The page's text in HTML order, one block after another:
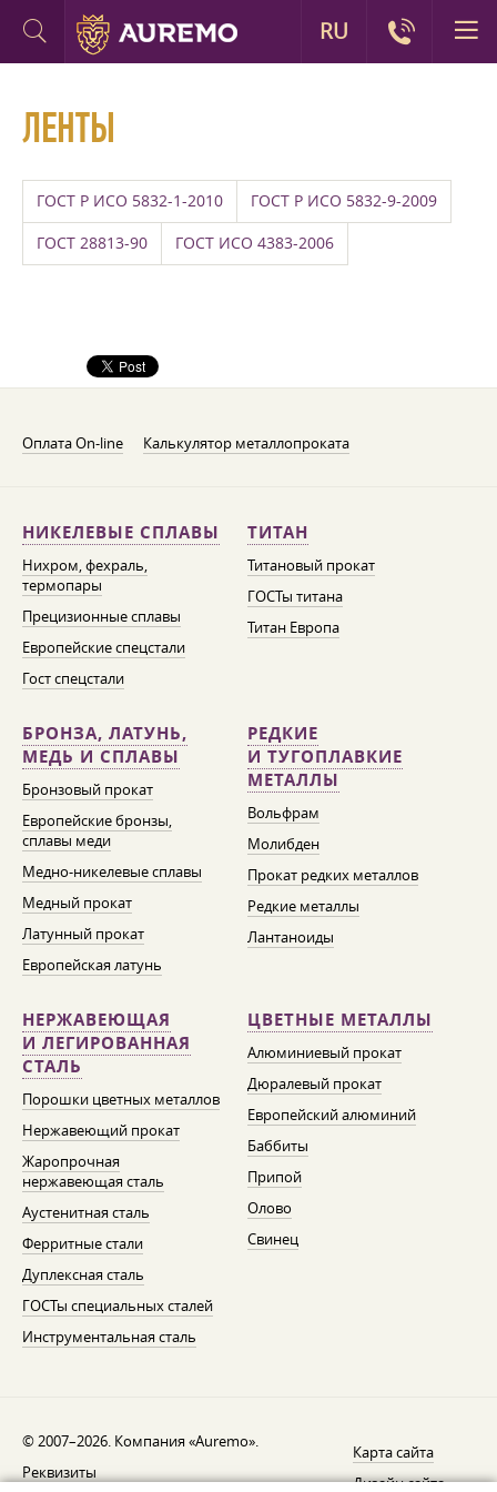
ЛЕНТЫ
ГОСТ Р ИСО 5832-1-2010 ГОСТ Р ИСО 5832-9-2009
ГОСТ 28813-90 ГОСТ ИСО 4383-2006
Оплата On-line Калькулятор металлопроката
НИКЕЛЕВЫЕ СПЛАВЫ
Нихром, фехраль,
термопары
Прецизионные сплавы
Европейские спецстали
Гост спецстали
ТИТАН
Титановый прокат
ГОСТы титана
Титан Европа
БРОНЗА, ЛАТУНЬ,
МЕДЬ И СПЛАВЫ
Бронзовый прокат
Европейские бронзы,
сплавы меди
Медно-никелевые сплавы
Медный прокат
Латунный прокат
Европейская латунь
РЕДКИЕ
И ТУГОПЛАВКИЕ
МЕТАЛЛЫ
Вольфрам
Молибден
Прокат редких металлов
Редкие металлы
Лантаноиды
НЕРЖАВЕЮЩАЯ
И ЛЕГИРОВАННАЯ
СТАЛЬ
Порошки цветных металлов
Нержавеющий прокат
Жаропрочная
нержавеющая сталь
Аустенитная сталь
Ферритные стали
Дуплексная сталь
ГОСТы специальных сталей
Инструментальная сталь
ЦВЕТНЫЕ МЕТАЛЛЫ
Алюминиевый прокат
Дюралевый прокат
Европейский алюминий
Баббиты
Припой
Олово
Свинец
© 2007–2026. Компания «Auremo».
Реквизиты
Карта сайта
Дизайн сайта —
RU